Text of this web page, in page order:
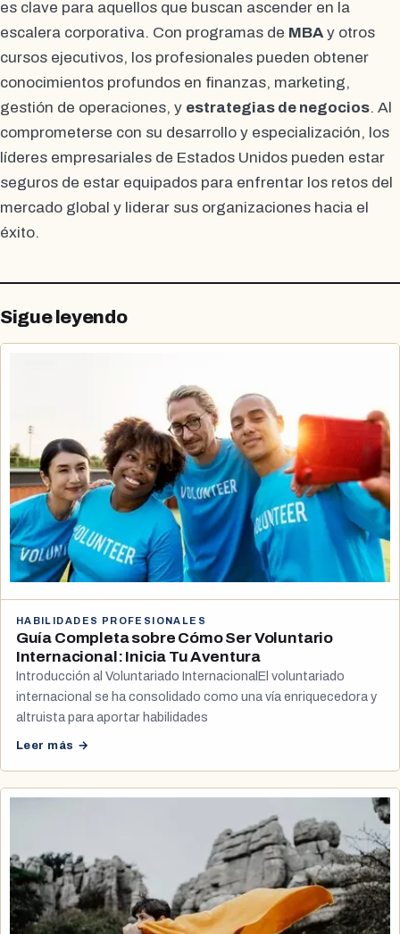
es clave para aquellos que buscan ascender en la
escalera corporativa. Con programas de MBA y otros
cursos ejecutivos, los profesionales pueden obtener
conocimientos profundos en finanzas, marketing,
gestión de operaciones, y estrategias de negocios. Al
comprometerse con su desarrollo y especialización, los
líderes empresariales de Estados Unidos pueden estar
seguros de estar equipados para enfrentar los retos del
mercado global y liderar sus organizaciones hacia el
éxito.
Sigue leyendo
HABILIDADES PROFESIONALES
Guía Completa sobre Cómo Ser Voluntario
Internacional: Inicia Tu Aventura
Introducción al Voluntariado InternacionalEl voluntariado
internacional se ha consolidado como una vía enriquecedora y
altruista para aportar habilidades
Leer más →